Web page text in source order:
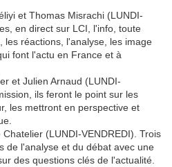
et Thomas Misrachi (LUNDI-
en direct sur LCI, l'info, toute
les réactions, l'analyse, les image
font l'actu en France et à
et Julien Arnaud (LUNDI-
ils feront le point sur les
les mettront en perspective et
(LUNDI-VENDREDI). Trois
de l'analyse et du débat avec une
des questions clés de l'actualité.